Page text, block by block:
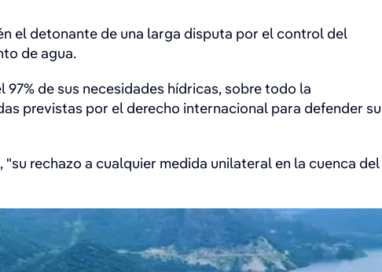
el detonante de una larga disputa por el control del
de agua.
de sus necesidades hídricas, sobre todo la
previstas por el derecho internacional para defender su
rechazo a cualquier medida unilateral en la cuenca del